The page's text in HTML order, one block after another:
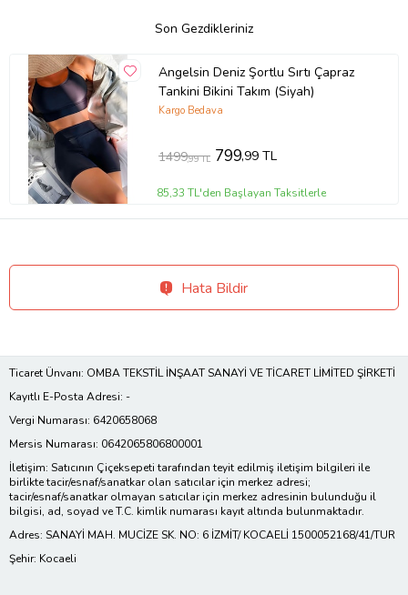
Son Gezdikleriniz
Angelsin Deniz Şortlu Sırtı Çapraz
Tankini Bikini Takım (Siyah)
Kargo Bedava
1499,99 TL 799,99 TL
85,33 TL'den Başlayan Taksitlerle
Hata Bildir
Ticaret Ünvanı: OMBA TEKSTİL İNŞAAT SANAYİ VE TİCARET LİMİTED ŞİRKETİ
Kayıtlı E-Posta Adresi: -
Vergi Numarası: 6420658068
Mersis Numarası: 0642065806800001
İletişim: Satıcının Çiçeksepeti tarafından teyit edilmiş iletişim bilgileri ile
birlikte tacir/esnaf/sanatkar olan satıcılar için merkez adresi;
tacir/esnaf/sanatkar olmayan satıcılar için merkez adresinin bulunduğu il
bilgisi, ad, soyad ve T.C. kimlik numarası kayıt altında bulunmaktadır.
Adres: SANAYİ MAH. MUCİZE SK. NO: 6 İZMİT/ KOCAELİ 1500052168/41/TUR
Şehir: Kocaeli